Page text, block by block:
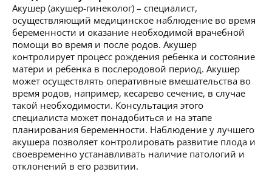
Акушер (акушер-гинеколог) – специалист,
осуществляющий медицинское наблюдение во время
беременности и оказание необходимой врачебной
помощи во время и после родов. Акушер
контролирует процесс рождения ребенка и состояние
матери и ребенка в послеродовой период. Акушер
может осуществлять оперативные вмешательства во
время родов, например, кесарево сечение, в случае
такой необходимости. Консультация этого
специалиста может понадобиться и на этапе
планирования беременности. Наблюдение у лучшего
акушера позволяет контролировать развитие плода и
своевременно устанавливать наличие патологий и
отклонений в его развитии.